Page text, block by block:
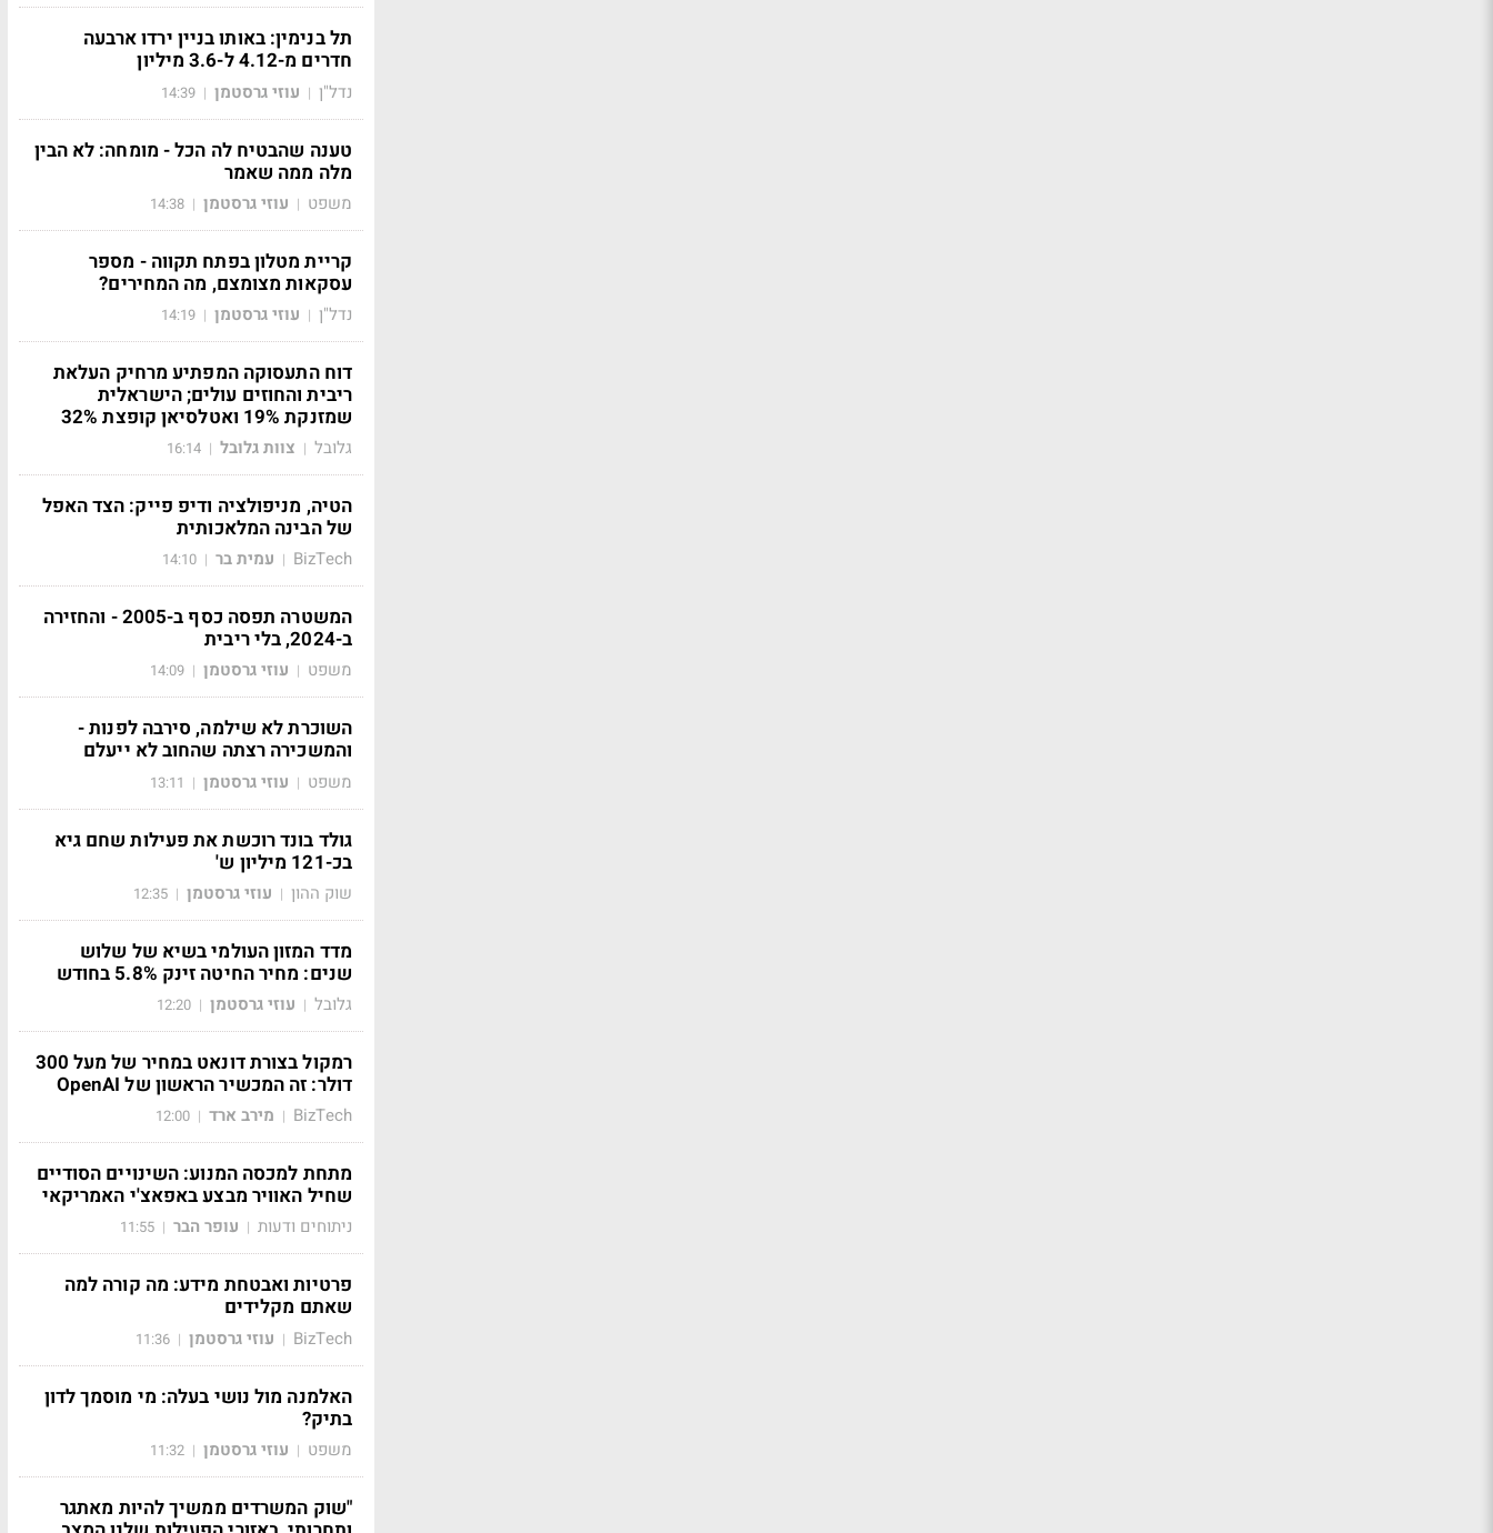
תל בנימין: באותו בניין ירדו ארבעה
חדרים מ-4.12 ל-3.6 מיליון
נדל"ן | עוזי גרסטמן |
14:39
טענה שהבטיח לה הכל - מומחה: לא הבין
מלה ממה שאמר
משפט | עוזי גרסטמן |
14:38
קריית מטלון בפתח תקווה - מספר
עסקאות מצומצם, מה המחירים?
נדל"ן | עוזי גרסטמן |
14:19
דוח התעסוקה המפתיע מרחיק העלאת
ריבית והחוזים עולים; הישראלית
שמזנקת 19% ואטלסיאן קופצת 32%
גלובל | צוות גלובל |
16:14
הטיה, מניפולציה ודיפ פייק: הצד האפל
של הבינה המלאכותית
BizTech
| עמית בר |
14:10
המשטרה תפסה כסף ב-2005 - והחזירה
ב-2024, בלי ריבית
משפט | עוזי גרסטמן |
14:09
השוכרת לא שילמה, סירבה לפנות -
והמשכירה רצתה שהחוב לא ייעלם
משפט | עוזי גרסטמן |
13:11
גולד בונד רוכשת את פעילות שחם גיא
בכ-121 מיליון ש'
שוק ההון | עוזי גרסטמן |
12:35
מדד המזון העולמי בשיא של שלוש
שנים: מחיר החיטה זינק 5.8% בחודש
גלובל | עוזי גרסטמן |
12:20
רמקול בצורת דונאט במחיר של מעל 300
דולר: זה המכשיר הראשון של OpenAI
BizTech
| מירב ארד |
12:00
מתחת למכסה המנוע: השינויים הסודיים
שחיל האוויר מבצע באפאצ'י האמריקאי
ניתוחים ודעות | עופר הבר |
11:55
פרטיות ואבטחת מידע: מה קורה למה
שאתם מקלידים
BizTech
| עוזי גרסטמן |
11:36
האלמנה מול נושי בעלה: מי מוסמך לדון
בתיק?
משפט | עוזי גרסטמן |
11:32
"שוק המשרדים ממשיך להיות מאתגר